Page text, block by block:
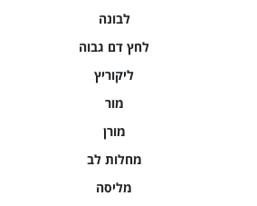
לבונה
לחץ דם גבוה
ליקוריץ
מור
מורן
מחלות לב
מליסה